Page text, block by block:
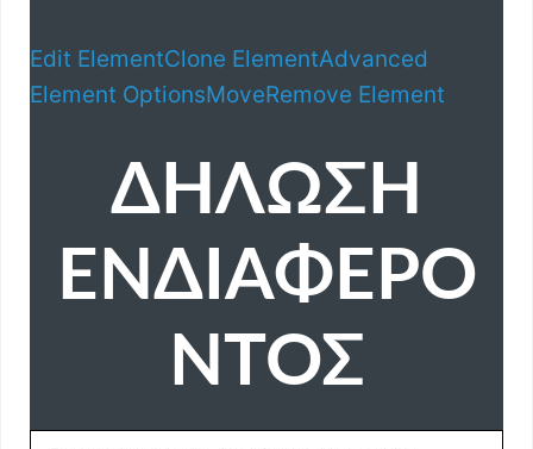
Edit ElementClone ElementAdvanced
Element OptionsMoveRemove Element
ΔΗΛΩΣΗ
ΕΝΔΙΑΦΕΡΟ
ΝΤΟΣ